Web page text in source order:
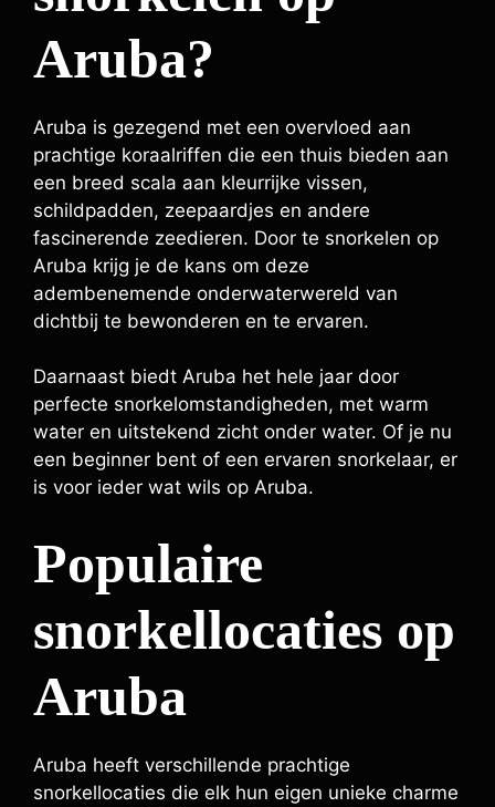
Aruba?
Aruba is gezegend met een overvloed aan
prachtige koraalriffen die een thuis bieden aan
een breed scala aan kleurrijke vissen,
schildpadden, zeepaardjes en andere
fascinerende zeedieren. Door te snorkelen op
Aruba krijg je de kans om deze
adembenemende onderwaterwereld van
dichtbij te bewonderen en te ervaren.
Daarnaast biedt Aruba het hele jaar door
perfecte snorkelomstandigheden, met warm
water en uitstekend zicht onder water. Of je nu
een beginner bent of een ervaren snorkelaar, er
is voor ieder wat wils op Aruba.
Populaire
snorkellocaties op
Aruba
Aruba heeft verschillende prachtige
snorkellocaties die elk hun eigen unieke charme